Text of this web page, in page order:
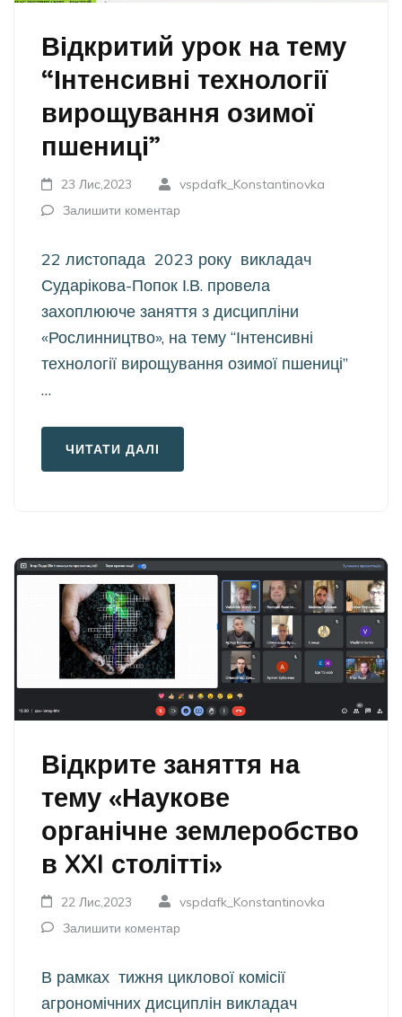
Відкритий урок на тему
“Інтенсивні технології
вирощування озимої
пшениці”
23 Лис,2023
vspdafk_Konstantinovka
Залишити коментар
22 листопада 2023 року викладач
Сударікова-Попок І.В. провела
захоплююче заняття з дисципліни
«Рослинництво», на тему “Інтенсивні
технології вирощування озимої пшениці”
…
ЧИТАТИ ДАЛІ
Відкрите заняття на
тему «Наукове
органічне землеробство
в XXI столітті»
22 Лис,2023
vspdafk_Konstantinovka
Залишити коментар
В рамках тижня циклової комісії
агрономічних дисциплін викладач